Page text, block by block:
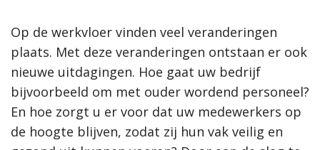
Op de werkvloer vinden veel veranderingen
plaats. Met deze veranderingen ontstaan er ook
nieuwe uitdagingen. Hoe gaat uw bedrijf
bijvoorbeeld om met ouder wordend personeel?
En hoe zorgt u er voor dat uw medewerkers op
de hoogte blijven, zodat zij hun vak veilig en